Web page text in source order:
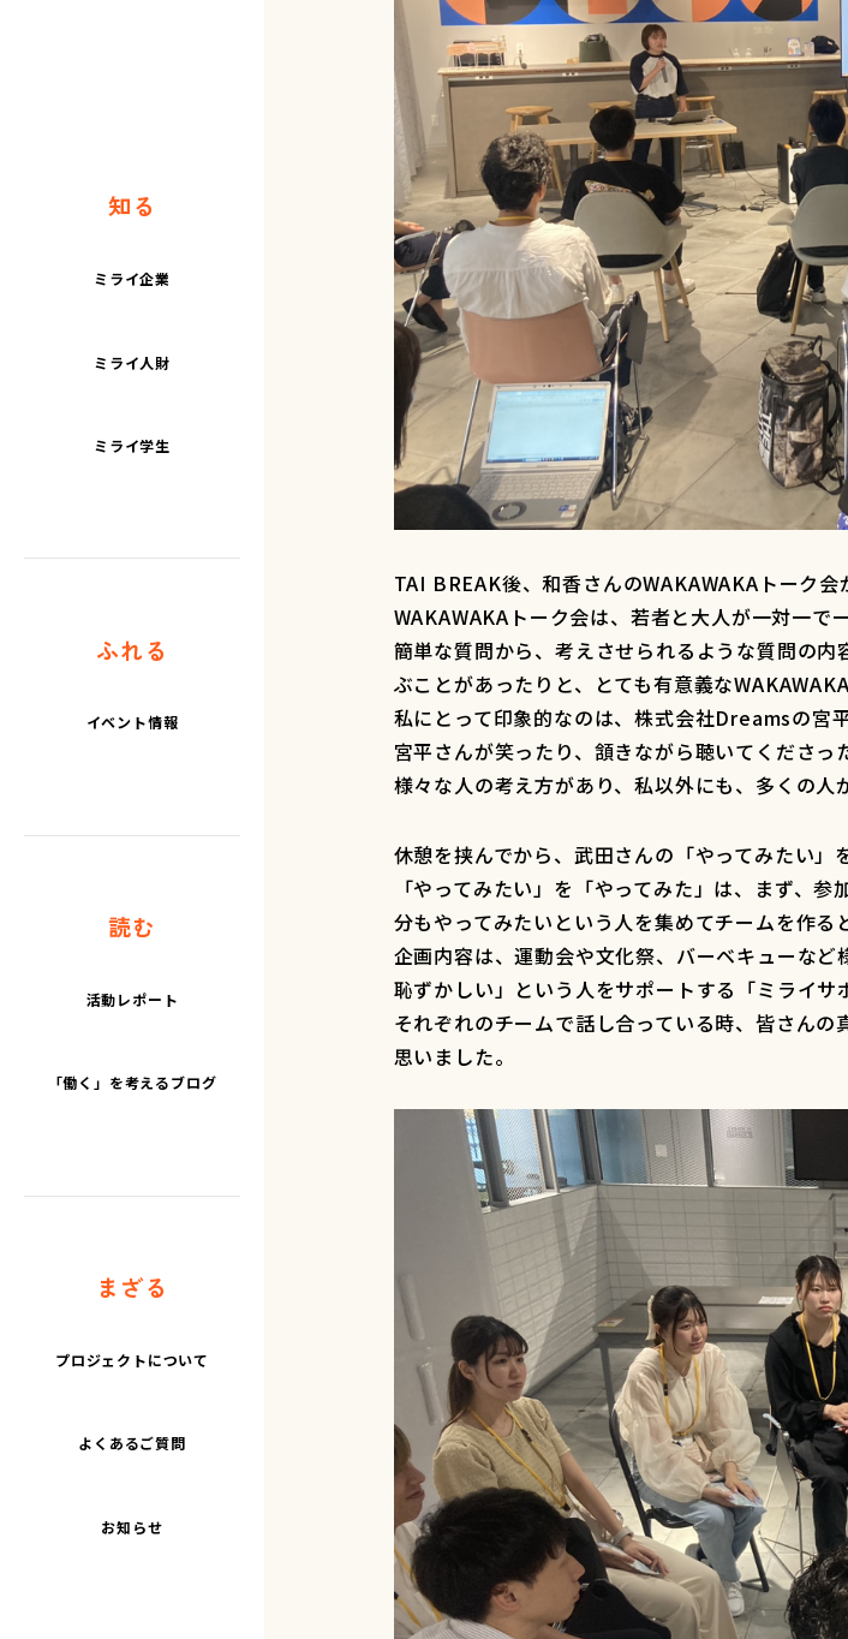
知る
ミライ企業
ミライ人財
ミライ学生
ふれる
イベント情報
読む
活動レポート
「働く」を考えるブログ
まざる
プロジェクトについて
よくあるご質問
お知らせ
TAI BREAK後、和香さんのWAKAWAKAトーク会
WAKAWAKAトーク会は、若者と大人が一対一で
簡単な質問から、考えさせられるような質問の
ぶことがあったりと、とても有意義な
私にとって印象的なのは、株式会社Dreamsの宮
宮平さんが笑ったり、頷きながら聴いてくださっ
様々な人の考え方があり、私以外にも、多くの人
休憩を挟んでから、武田さんの「やってみたい」
「やってみたい」を「やってみた」は、まず、
分もやってみたいという人を集めてチームを作る
企画内容は、運動会や文化祭、バーベキューな
恥ずかしい」という人をサポートする「ミライサ
それぞれのチームで話し合っている時、皆さん
思いました。